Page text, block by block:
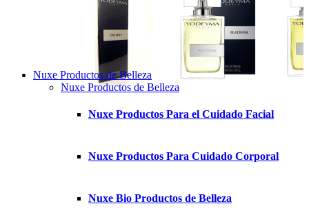
Nuxe Productos de Belleza
Nuxe Productos de Belleza
Nuxe Productos Para el Cuidado Facial
Nuxe Productos Para Cuidado Corporal
Nuxe Bio Productos de Belleza